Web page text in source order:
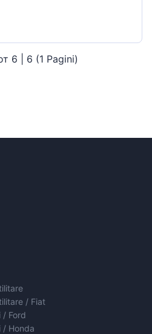
6 | 6 (1 Pagini)
/ Fiat
/ Ford
/ Honda